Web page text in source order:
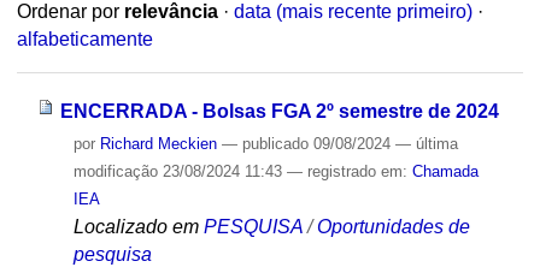
Ordenar por relevância · data (mais recente primeiro) ·
alfabeticamente
ENCERRADA - Bolsas FGA 2º semestre de 2024
por Richard Meckien — publicado09/08/2024 — última
modificação23/08/2024 11:43 — registrado em: Chamada
IEA
Localizado em PESQUISA /Oportunidades de
pesquisa